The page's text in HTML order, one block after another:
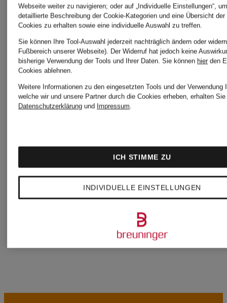
HERNO
KRÜGER
LANVIN
LEANDRO
TOD'S
Webseite weiter zu navigieren; oder auf „Individuelle Einstellungen“,
detaillierte Beschreibung der Cookie-Kategorien und eine Übersicht
Cookies zu erhalten sowie eine individuelle Auswahl zu treffen.
Sie können Ihre Tool-Auswahl jederzeit nachträglich ändern oder
Fußbereich unserer Webseite). Der Widerruf hat jedoch keine
bisherige Verwendung der Tools und Ihrer Daten. Sie können hier den
Cookies ablehnen.
Weitere Informationen zu den eingesetzten Tools und der Verwendung
welche wir und unsere Partner durch die Cookies erheben, erhalten
Datenschutzerklärung und Impressum.
INDIVIDUELLE EINSTELLUNGEN
ICH STIMME ZU